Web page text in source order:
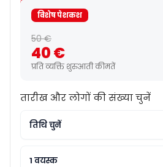
विशेष पेशकश
50 €
40 €
प्रति व्यक्ति शुरुआती कीमतें
तारीख और लोगों की संख्या चुनें
तिथि चुनें
1 वयस्क